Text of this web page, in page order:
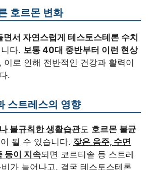
호르몬 변화
면서 자연스럽게 테스토스테론 수치
다. 보통 40대 중반부터 이런 현상
이로 인해 전반적인 건강과 활력이
.
스트레스의 영향
불규칙한 생활습관도 호르몬 불균
이 될 수 있습니다. 잦은 음주, 수면
등이 지속되면 코르티솔 등 스트레
가 늘어나고, 결국 테스토스테론